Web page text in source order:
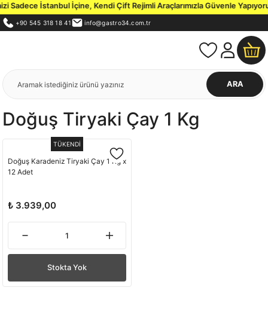
Sadece İstanbul İçine, Kendi Çift Rejimli Araçlarımızla Güvenle
+90 545 318 18 41 info@gastro34.com.tr
ARA
Doğuş Tiryaki Çay 1 Kg
TÜKENDİ
Doğuş Karadeniz Tiryaki Çay 1 Kg x
12 Adet
₺ 3.939,00
Stokta Yok